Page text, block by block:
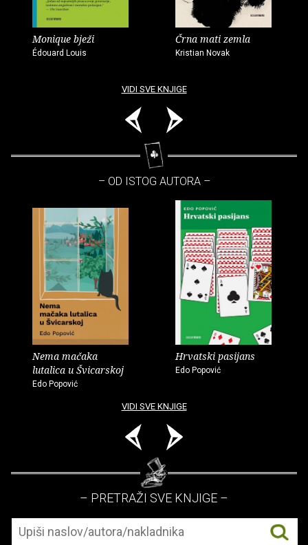
Monique bježi
Édouard Louis
Črna mati zemla
Kristian Novak
VIDI SVE KNJIGE
– OD ISTOG AUTORA –
Nema mačaka
lutalica u Švicarskoj
Edo Popović
Hrvatski pasijans
Edo Popović
VIDI SVE KNJIGE
– PRETRAŽI SVE KNJIGE –